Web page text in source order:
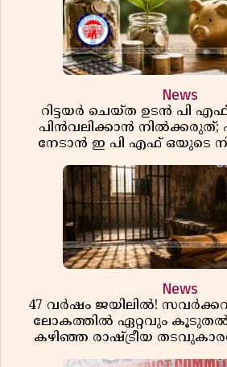
News
റിട്ടയർ ചെയ്ത ഉടൻ പി
പിൻവലിക്കാൻ
നേടാൻ ഇ പി എഫ് ഒയുടെ
News
47 വർഷം ജയിലിൽ!
ലോകത്തിൽ ഏറ്റവും കൂടുതൽ
കഴിഞ്ഞ രാഷ്ട്രീയ